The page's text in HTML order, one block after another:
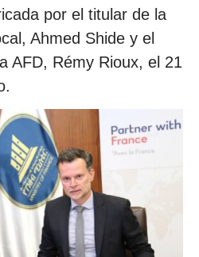
por el titular de la
Ahmed Shide y el
AFD, Rémy Rioux, el 21